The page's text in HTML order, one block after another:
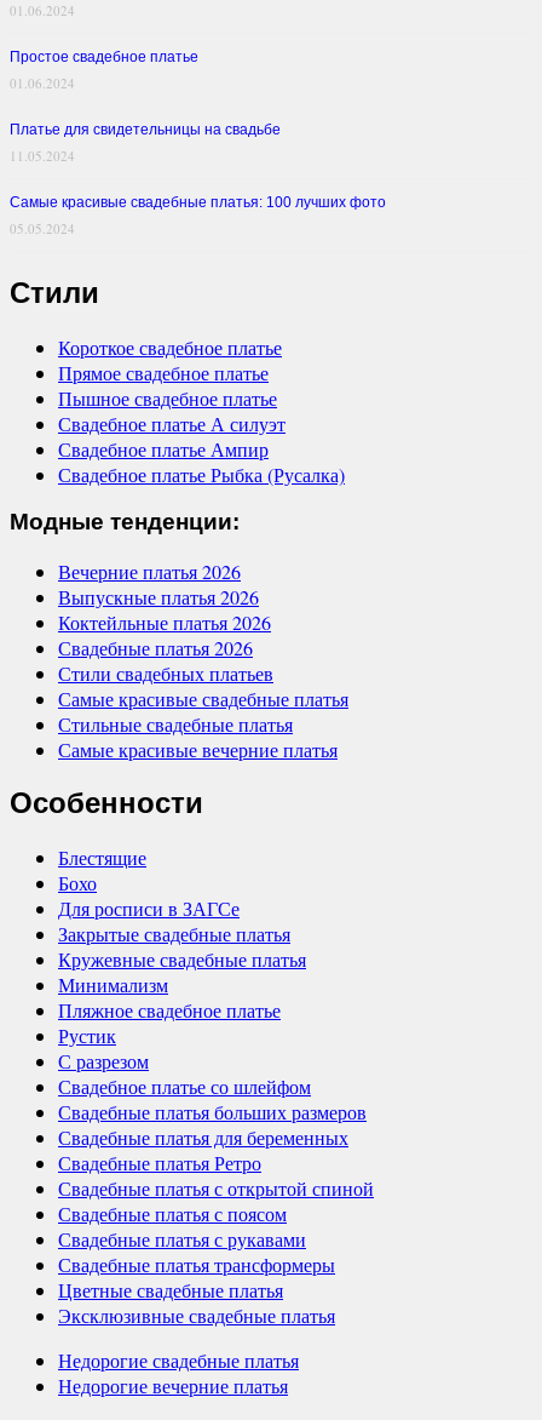
01.06.2024
Простое свадебное платье
01.06.2024
Платье для свидетельницы на свадьбе
11.05.2024
Самые красивые свадебные платья: 100 лучших фото
05.05.2024
Стили
Короткое свадебное платье
Прямое свадебное платье
Пышное свадебное платье
Свадебное платье А силуэт
Свадебное платье Ампир
Свадебное платье Рыбка (Русалка)
Модные тенденции:
Вечерние платья 2026
Выпускные платья 2026
Коктейльные платья 2026
Свадебные платья 2026
Стили свадебных платьев
Самые красивые свадебные платья
Стильные свадебные платья
Самые красивые вечерние платья
Особенности
Блестящие
Бохо
Для росписи в ЗАГСе
Закрытые свадебные платья
Кружевные свадебные платья
Минимализм
Пляжное свадебное платье
Рустик
С разрезом
Свадебное платье со шлейфом
Свадебные платья больших размеров
Свадебные платья для беременных
Свадебные платья Ретро
Свадебные платья с открытой спиной
Свадебные платья с поясом
Свадебные платья с рукавами
Свадебные платья трансформеры
Цветные свадебные платья
Эксклюзивные свадебные платья
Недорогие свадебные платья
Недорогие вечерние платья